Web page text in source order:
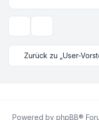
Zurück zu „User-
Powered by phpBB®